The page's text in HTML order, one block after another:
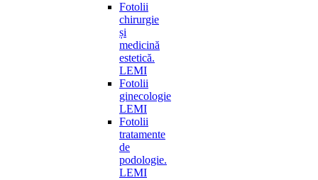
Fotolii
chirurgie
și
medicină
estetică.
LEMI
Fotolii
ginecologie
LEMI
Fotolii
tratamente
de
podologie.
LEMI